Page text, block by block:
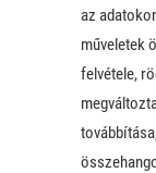
az
műveletek
felvétele,